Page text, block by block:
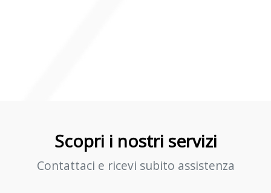
Scopri i nostri servizi
Contattaci e ricevi subito assistenza